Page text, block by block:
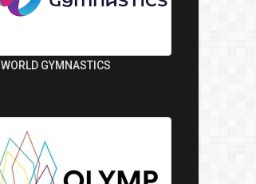
WORLD GYMNASTICS